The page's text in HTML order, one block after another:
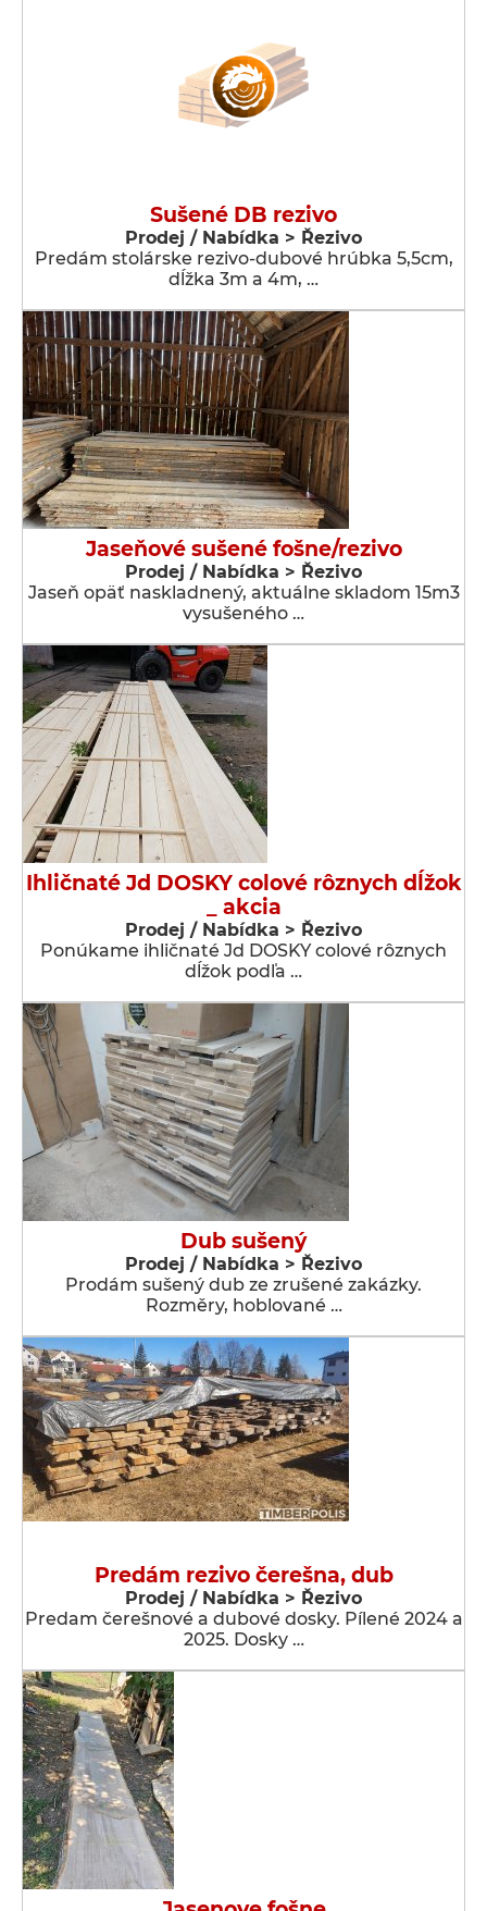
Sušené DB rezivo
Prodej / Nabídka > Řezivo
Predám stolárske rezivo-dubové hrúbka 5,5cm,
dĺžka 3m a 4m, …
Jaseňové sušené fošne/rezivo
Prodej / Nabídka > Řezivo
Jaseň opäť naskladnený, aktuálne skladom 15m3
vysušeného …
Ihličnaté Jd DOSKY colové rôznych dĺžok
_ akcia
Prodej / Nabídka > Řezivo
Ponúkame ihličnaté Jd DOSKY colové rôznych
dĺžok podľa …
Dub sušený
Prodej / Nabídka > Řezivo
Prodám sušený dub ze zrušené zakázky.
Rozměry, hoblované …
Predám rezivo čerešna, dub
Prodej / Nabídka > Řezivo
Predam čerešnové a dubové dosky. Pílené 2024 a
2025. Dosky …